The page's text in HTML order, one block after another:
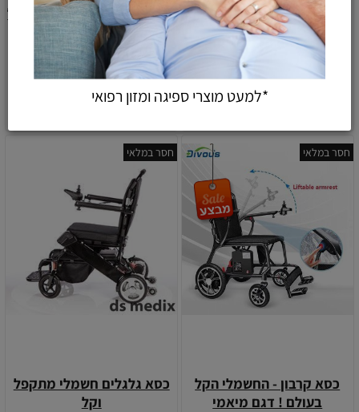
כסא גלגלים קל משקל דגם
גיא
₪
הוספה לסל
כסא העברה קל משקל דגם גל
₪990
690
הוספה לסל
חסר במלאי
כסא קרבון - החשמלי הקל
בעולם ! דגם מיאמי
חסר במלאי
כסא גלגלים חשמלי מתקפל
וקל
*למעט מוצרי ספיגה ומזון רפואי